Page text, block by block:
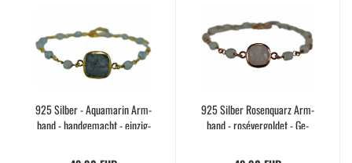
925 Sil­ber - Aqua­ma­rin Arm­
band - hand­ge­macht - ein­zig­
Weih­nachts­ge­schenk
925 Sil­ber Ro­sen­quarz Arm­
band - roséver­gol­det - Ge­
schmuck - Weih­nachts­ge­